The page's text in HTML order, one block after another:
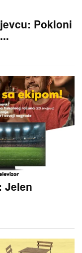
Pokloni
Jelen